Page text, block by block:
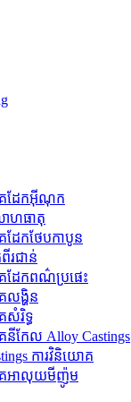
គដែកអ៊ីណុក
ោហធាតុ
ដែកថែបកាបូន
រជាន់
ដែកពណ៌ប្រផេះ
លង្ហិន
រិទ្ធ
នីកែល Alloy Castings
ការវិនិយោគ
គអាលុយមីញ៉ូម